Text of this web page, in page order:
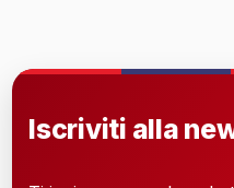
Iscriviti alla